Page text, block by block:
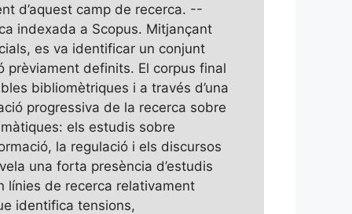
d’aquest camp de recerca. --
indexada a Scopus. Mitjançant
es va identificar un conjunt
prèviament definits. El corpus final
bibliomètriques i a través d’una
progressiva de la recerca sobre
els estudis sobre
la regulació i els discursos
una forta presència d’estudis
línies de recerca relativament
identifica tensions,